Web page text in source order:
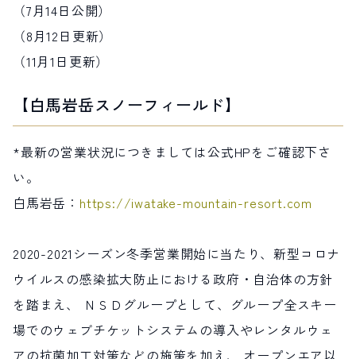
（7月14日公開）
（8月12日更新）
（11月1日更新）
【白馬岩岳スノーフィールド】
*最新の営業状況につきましては公式HPをご確認下さ
い。
白馬岩岳： https://iwatake-mountain-resort.com
2020-2021シーズン冬季営業開始に当たり、新型コロナ
ウイルスの感染拡大防止における政府・自治体の方針
を踏まえ、 ＮＳＤグループとして、グループ全スキー
場でのウェブチケットシステムの導入やレンタルウェ
アの抗菌加工対策などの施策を加え、 オープンエア以